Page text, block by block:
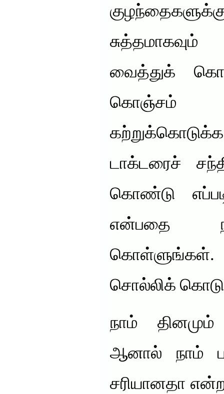
வைத்துக்
கொஞ்சம்
டாக்டரைச்
கொண்டு
என்பதை
கொள்ளுங்கள்.
சொல்லிக்
நாம் தினமும்
ஆனால் நாம்
சரியானதா